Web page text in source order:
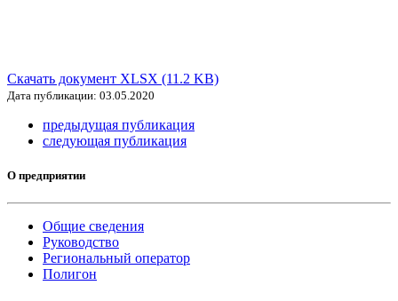
Скачать документ XLSX (11.2 KB)
Дата публикации: 03.05.2020
предыдущая публикация
следующая публикация
О предприятии
Общие сведения
Руководство
Региональный оператор
Полигон